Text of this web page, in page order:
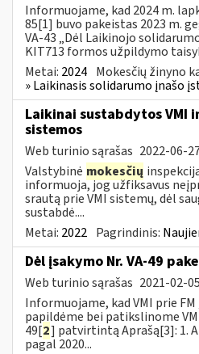
Informuojame, kad 2024 m.
85[1] buvo pakeistas 2023 m.
VA-43 „Dėl Laikinojo
KIT713 formos užpildymo
Metai: 2024 Mokesčių žinyno
» Laikinasis solidarumo įnašo
Laikinai sustabdytos VMI
sistemos
Web turinio sąrašas 2022-06-
Valstybinė mokesčių
informuoja, jog užfiksavus
srautą prie VMI sistemų, dėl
sustabdė....
Metai: 2022 Pagrindinis:
Dėl įsakymo Nr. VA-49
Web turinio sąrašas 2021-02-05
Informuojame, kad VMI prie FM
papildėme bei patikslinome
49[2] patvirtintą Aprašą[3]: 1.
pagal 2020...